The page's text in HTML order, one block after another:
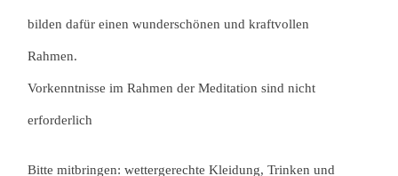
bilden dafür einen wunderschönen und kraftvollen
Rahmen.
Vorkenntnisse im Rahmen der Meditation sind nicht
erforderlich
Bitte mitbringen: wettergerechte Kleidung, Trinken und